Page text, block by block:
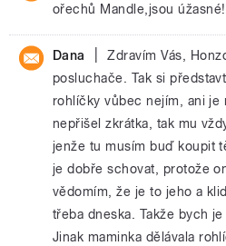
ořechů Mandle,jsou
Dana
Zdravím Vás,
posluchače. Tak si
rohlíčky vůbec nejím, ani je
nepřišel zkrátka, tak mu
jenže tu musím buď koupit
je dobře schovat, protože
vědomím, že je to jeho a
třeba dneska. Takže bych
Jinak maminka dělávala